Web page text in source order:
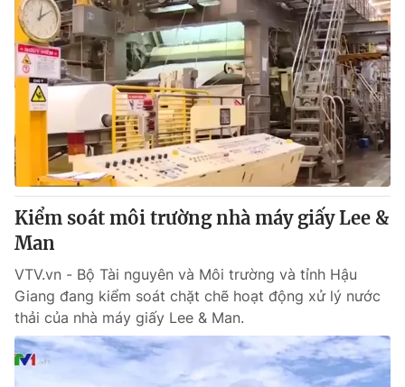
Kiểm soát môi trường nhà máy giấy Lee &
Man
VTV.vn - Bộ Tài nguyên và Môi trường và tỉnh Hậu
Giang đang kiểm soát chặt chẽ hoạt động xử lý nước
thải của nhà máy giấy Lee & Man.